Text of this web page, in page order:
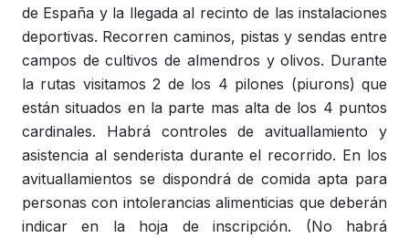
de España y la llegada al recinto de las instalaciones
deportivas. Recorren caminos, pistas y sendas entre
campos de cultivos de almendros y olivos. Durante
la rutas visitamos 2 de los 4 pilones (piurons) que
están situados en la parte mas alta de los 4 puntos
cardinales. Habrá controles de avituallamiento y
asistencia al senderista durante el recorrido. En los
avituallamientos se dispondrá de comida apta para
personas con intolerancias alimenticias que deberán
indicar en la hoja de inscripción. (No habrá